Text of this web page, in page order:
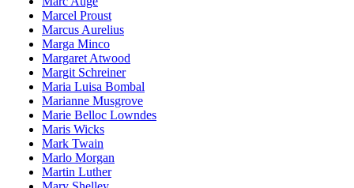
Marcel Proust
Marcus Aurelius
Marga Minco
Margaret Atwood
Margit Schreiner
Maria Luisa Bombal
Marianne Musgrove
Marie Belloc Lowndes
Maris Wicks
Mark Twain
Marlo Morgan
Martin Luther